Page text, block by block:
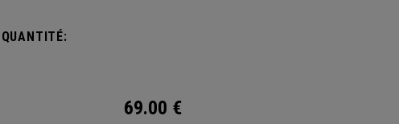
QUANTITÉ:
69.00 €